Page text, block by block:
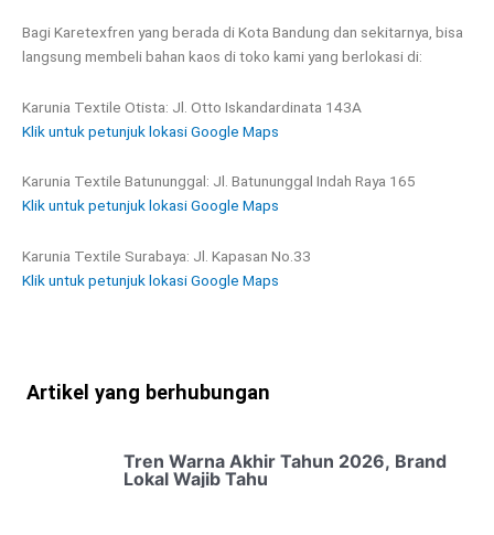
Bagi Karetexfren yang berada di Kota Bandung dan sekitarnya, bisa
langsung membeli bahan kaos di toko kami yang berlokasi di:
Karunia Textile Otista: Jl. Otto Iskandardinata 143A
Klik untuk petunjuk lokasi Google Maps
Karunia Textile Batununggal: Jl. Batununggal Indah Raya 165
Klik untuk petunjuk lokasi Google Maps
Karunia Textile Surabaya: Jl. Kapasan No.33
Klik untuk petunjuk lokasi Google Maps
Artikel yang berhubungan
Tren Warna Akhir Tahun 2026, Brand
Lokal Wajib Tahu